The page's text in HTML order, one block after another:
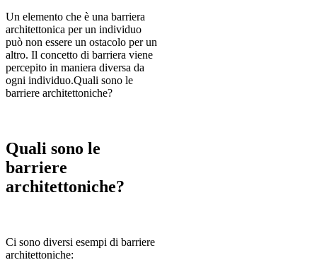
Un elemento che è una barriera
architettonica per un individuo
può non essere un ostacolo per un
altro. Il concetto di barriera viene
percepito in maniera diversa da
ogni individuo.Quali sono le
barriere architettoniche?
Quali sono le
barriere
architettoniche?
Ci sono diversi esempi di barriere
architettoniche: